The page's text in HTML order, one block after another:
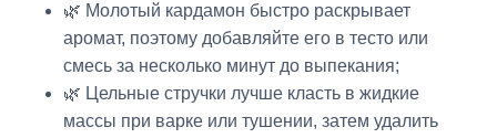
🌿 Молотый кардамон быстро раскрывает
аромат, поэтому добавляйте его в тесто или
смесь за несколько минут до выпекания;
🌿 Цельные стручки лучше класть в жидкие
массы при варке или тушении, затем удалить